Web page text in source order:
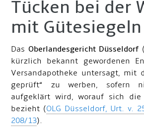
Tücken bei der
mit Gütesiegeln
Das Oberlandesgericht Düsseldorf
kürzlich bekannt gewordenen
Versandapotheke untersagt, mit
geprüft“ zu werben, sofern
aufgeklärt wird, worauf sich die
bezieht (OLG Düsseldorf, Urt. v.
208/13).